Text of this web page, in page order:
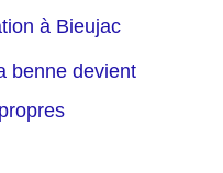
à Bieujac
benne devient